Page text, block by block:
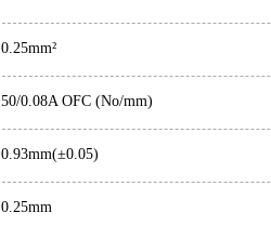
0.25mm²
50/0.08A OFC (No/mm)
0.93mm(±0.05)
0.25mm